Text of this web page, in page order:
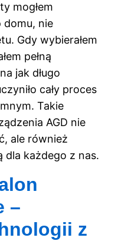
mogłem
nie
Gdy wybierałem
pełną
jak długo
cały proces
Takie
AGD nie
ale również
dla każdego z nas.
–
z